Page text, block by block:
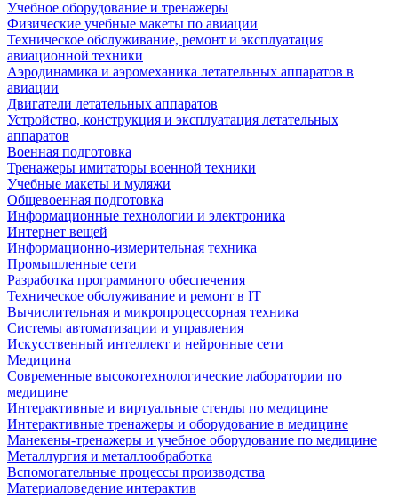
Учебное оборудование и тренажеры
Физические учебные макеты по авиации
Техническое обслуживание, ремонт и эксплуатация
авиационной техники
Аэродинамика и аэромеханика летательных аппаратов в
авиации
Двигатели летательных аппаратов
Устройство, конструкция и эксплуатация летательных
аппаратов
Военная подготовка
Тренажеры имитаторы военной техники
Учебные макеты и муляжи
Общевоенная подготовка
Информационные технологии и электроника
Интернет вещей
Информационно-измерительная техника
Промышленные сети
Разработка программного обеспечения
Техническое обслуживание и ремонт в IT
Вычислительная и микропроцессорная техника
Системы автоматизации и управления
Искусственный интеллект и нейронные сети
Медицина
Современные высокотехнологические лаборатории по
медицине
Интерактивные и виртуальные стенды по медицине
Интерактивные тренажеры и оборудование в медицине
Манекены-тренажеры и учебное оборудование по медицине
Металлургия и металлообработка
Вспомогательные процессы производства
Материаловедение интерактив